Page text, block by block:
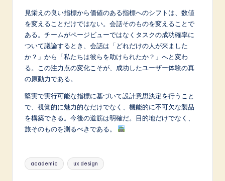
見栄えの良い指標から価値のある指標へのシフトは、数値
を変えることだけではない。会話そのものを変えることで
ある。チームがページビューではなくタスクの成功確率に
ついて議論するとき、会話は「どれだけの人が来ました
か？」から「私たちは彼らを助けられたか？」へと変わ
る。この注力点の変化こそが、成功したユーザー体験の真
の原動力である。
堅実で実行可能な指標に基づいて設計意思決定を行うこと
で、視覚的に魅力的なだけでなく、機能的に不可欠な製品
を構築できる。今後の道筋は明確だ。目的地だけでなく、
旅そのものを測るべきである。
Tags:
academic ux design